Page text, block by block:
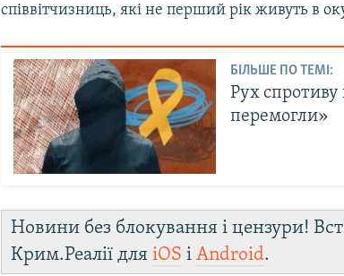
співвітчизниць, які не перший рік живуть в
БІЛЬШЕ ПО ТЕМІ:
Рух
перемогли»
Новини без блокування і цензури!
Крим.Реалії дляiOS іAndroid.